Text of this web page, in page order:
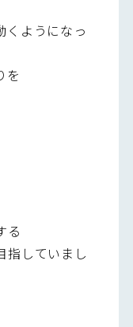
くようになっ
を
る
指していまし